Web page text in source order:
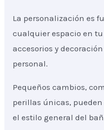
La personalización es
cualquier espacio en
accesorios y
personal.
Pequeños cambios,
perillas únicas,
el estilo general del